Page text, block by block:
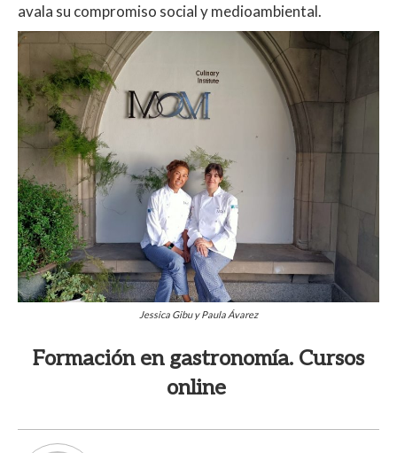
avala su compromiso social y medioambiental.
Jessica Gibu y Paula Ávarez
Formación en gastronomía. Cursos
online